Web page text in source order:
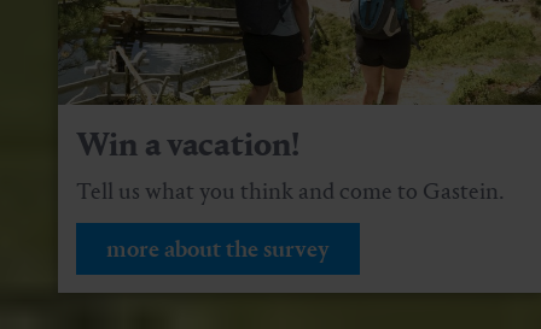
Win a vacation!
Tell us what you think and come to Gastein.
more about the survey